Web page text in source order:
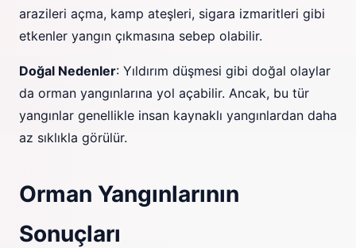
arazileri açma, kamp ateşleri, sigara izmaritleri gibi
etkenler yangın çıkmasına sebep olabilir.
Doğal Nedenler: Yıldırım düşmesi gibi doğal olaylar
da orman yangınlarına yol açabilir. Ancak, bu tür
yangınlar genellikle insan kaynaklı yangınlardan daha
az sıklıkla görülür.
Orman Yangınlarının
Sonuçları